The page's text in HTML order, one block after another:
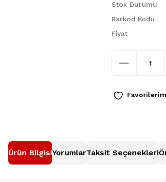
Stok Durumu
Barkod Kodu
Fiyat
Ürün BilgisiYorumlarTaksit Seçenekleri